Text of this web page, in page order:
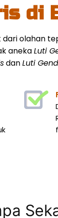
di
olahan
anekaLuti
danLuti